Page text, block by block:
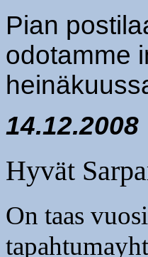
Pian
odotamme
14.12.2008
Hyvät
On taas